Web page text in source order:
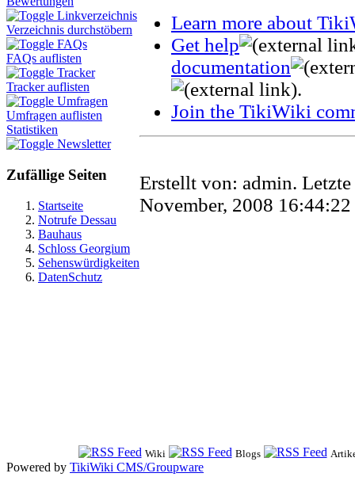
Linkverzeichnis
Verzeichnis durchstöbern
FAQs
FAQs auflisten
Tracker
Tracker auflisten
Umfragen
Umfragen auflisten
Statistiken
Newsletter
Zufällige Seiten
Startseite
Notrufe Dessau
Bauhaus
Schloss Georgium
Sehenswürdigkeiten
DatenSchutz
Learn more about
Get help
documentation
.
Join the TikiWiki
Erstellt von: admin.
November, 2008
Wiki Blogs
Powered by TikiWiki CMS/Groupware